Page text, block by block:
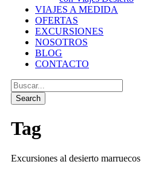
VIAJES A MEDIDA
OFERTAS
EXCURSIONES
NOSOTROS
BLOG
CONTACTO
Tag
Excursiones al desierto marruecos